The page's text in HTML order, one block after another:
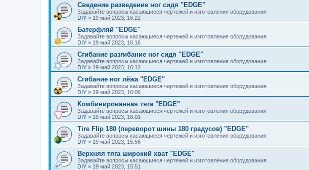
Сведение разведение ног сидя "EDGE"
Задавайте вопросы касающиеся чертежей и изготовления оборудования
DIY » 19 май 2023, 16:22
Батерфляй "EDGE"
Задавайте вопросы касающиеся чертежей и изготовления оборудования
DIY » 19 май 2023, 16:16
Сгибание разгибание ног сидя "EDGE"
Задавайте вопросы касающиеся чертежей и изготовления оборудования
DIY » 19 май 2023, 16:12
Сгибание ног лёжа "EDGE"
Задавайте вопросы касающиеся чертежей и изготовления оборудования
DIY » 19 май 2023, 16:06
Комбинированная тяга "EDGE"
Задавайте вопросы касающиеся чертежей и изготовления оборудования
DIY » 19 май 2023, 16:01
Tire Flip 180 (переворот шины 180 градусов) "EDGE"
Задавайте вопросы касающиеся чертежей и изготовления оборудования
DIY » 19 май 2023, 15:56
Верхняя тяга широкий хват "EDGE"
Задавайте вопросы касающиеся чертежей и изготовления оборудования
DIY » 19 май 2023, 15:51